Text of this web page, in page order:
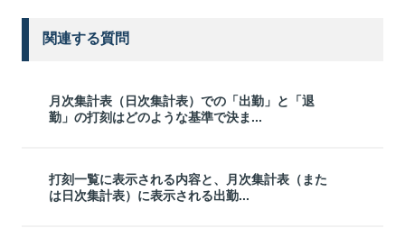
関連する質問
月次集計表（日次集計表）での「出勤」と「退
勤」の打刻はどのような基準で決ま...
打刻一覧に表示される内容と、月次集計表（また
は日次集計表）に表示される出勤...